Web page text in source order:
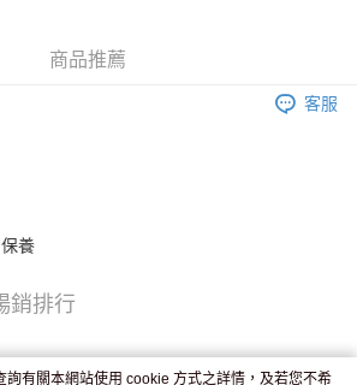
認後2-4個工作天到店，7天內取。逾期後
商品推薦
客服
養
銷排行
詢有關本網站使用 cookie 方式之詳情，及若您不希